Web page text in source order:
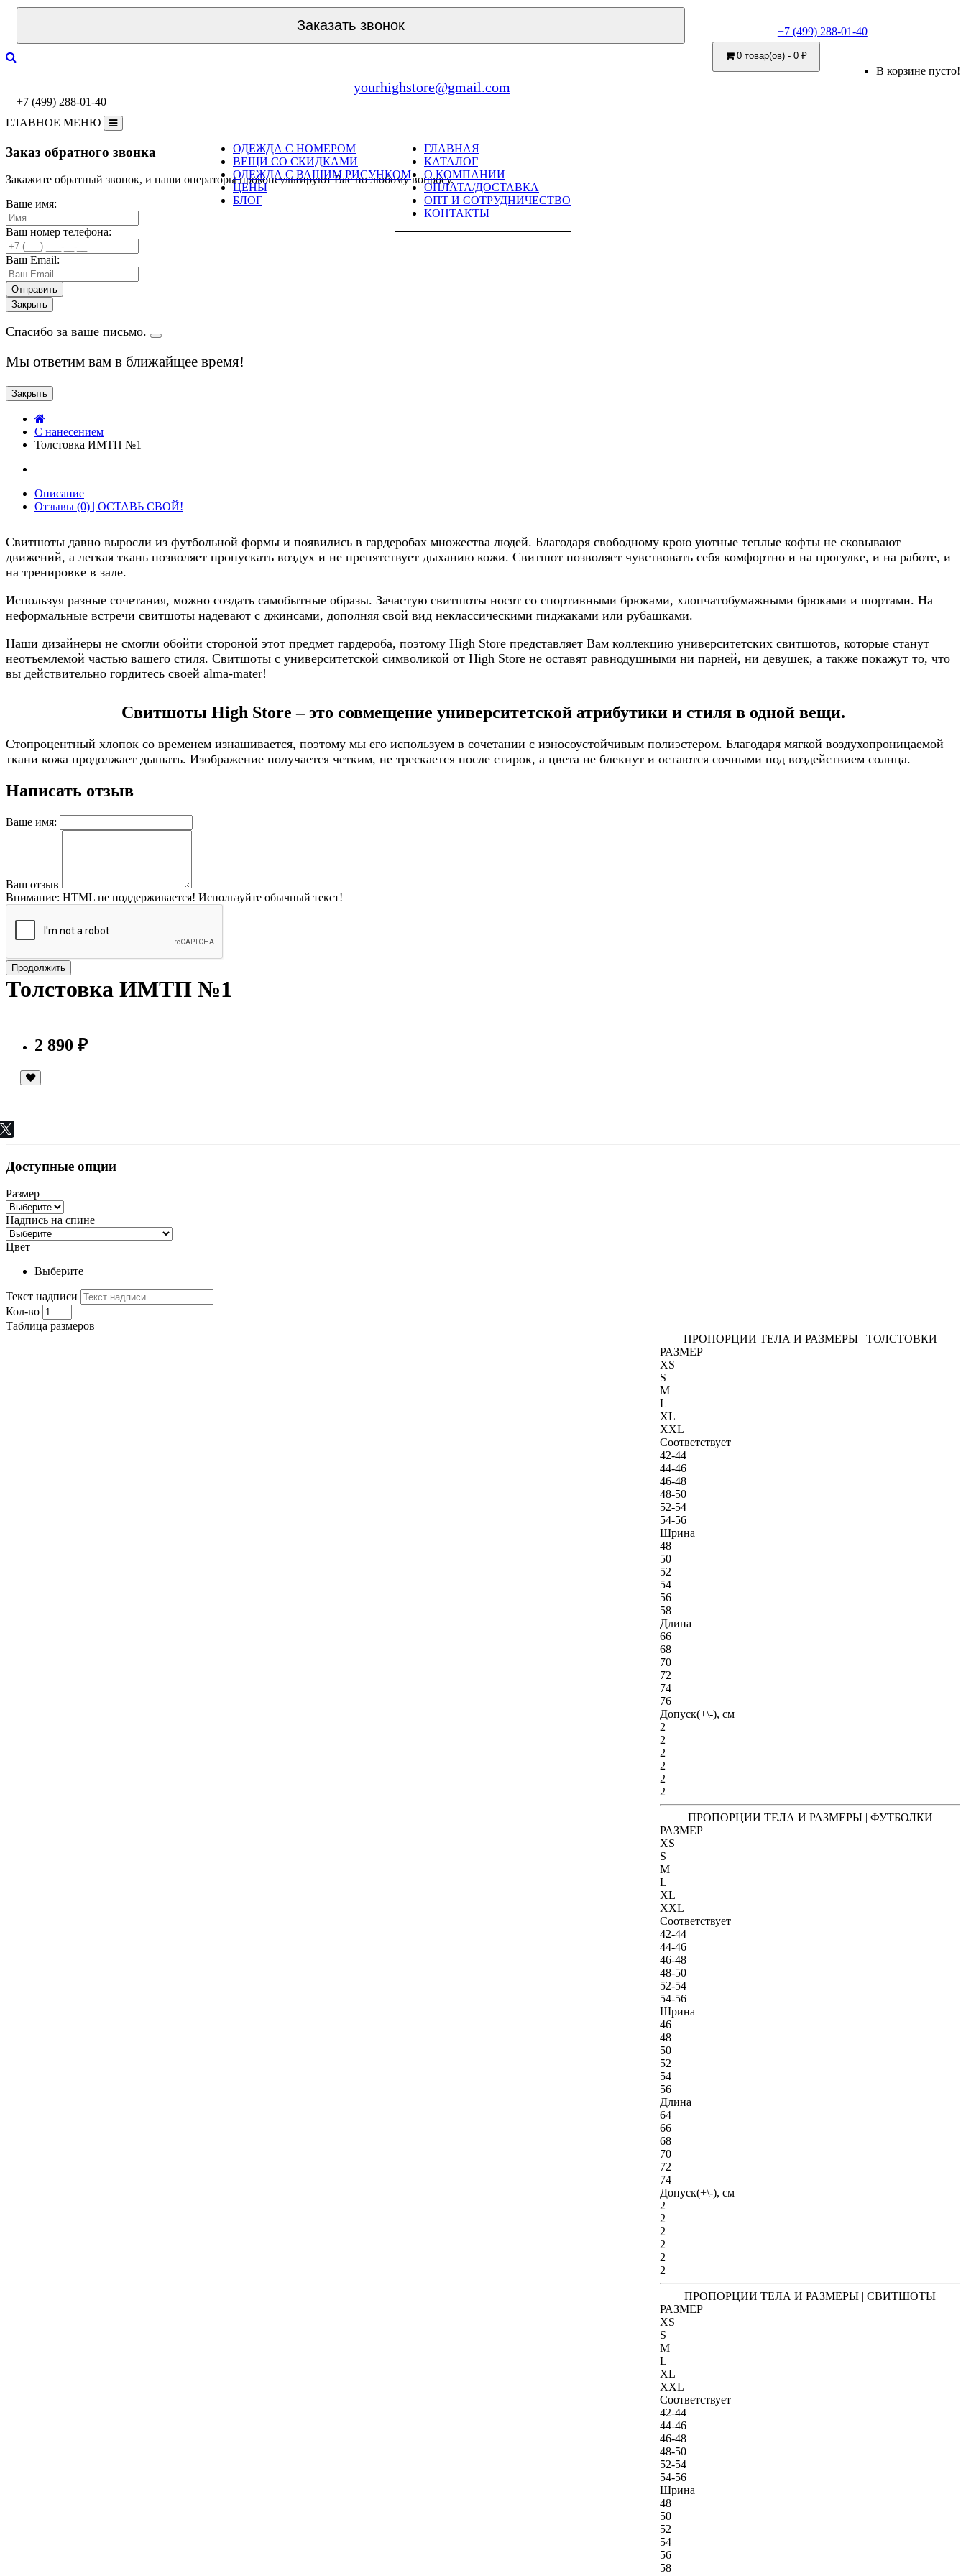
Заказать звонок +7 (499) 288-01-40
0 товар(ов) - 0 ₽
В корзине пусто!
yourhighstore@gmail.com
+7 (499) 288-01-40
ГЛАВНОЕ МЕНЮ
ГЛАВНАЯ
КАТАЛОГ
О КОМПАНИИ
ОПЛАТА/ДОСТАВКА
ОПТ И СОТРУДНИЧЕСТВО
КОНТАКТЫ
ОДЕЖДА С НОМЕРОМ
ВЕЩИ СО СКИДКАМИ
ОДЕЖДА С ВАШИМ РИСУНКОМ
ЦЕНЫ
БЛОГ
Заказ обратного звонка
Закажите обратный звонок, и наши операторы проконсультируют Вас по любому вопросу.
Ваше имя:
Ваш номер телефона:
Ваш Email:
Закрыть
Спасибо за ваше письмо.
Мы ответим вам в ближайщее время!
Закрыть
C нанесением
Толстовка ИМТП №1
Описание
Отзывы (0) | ОСТАВЬ СВОЙ!
Свитшоты давно выросли из футбольной формы и появились в гардеробах множества людей. Благодаря свободному крою уютные теплые кофты не сковывают
движений, а легкая ткань позволяет пропускать воздух и не препятствует дыханию кожи. Свитшот позволяет чувствовать себя комфортно и на прогулке, и на работе, и
на тренировке в зале.
Используя разные сочетания, можно создать самобытные образы. Зачастую свитшоты носят со спортивными брюками, хлопчатобумажными брюками и шортами. На
неформальные встречи свитшоты надевают с джинсами, дополняя свой вид неклассическими пиджаками или рубашками.
Наши дизайнеры не смогли обойти стороной этот предмет гардероба, поэтому High Store представляет Вам коллекцию университетских свитшотов, которые станут
неотъемлемой частью вашего стиля. Свитшоты с университетской символикой от High Store не оставят равнодушными ни парней, ни девушек, а также покажут то, что
вы действительно гордитесь своей alma-mater!
Свитшоты High Store – это совмещение университетской атрибутики и стиля в одной вещи.
Стопроцентный хлопок со временем изнашивается, поэтому мы его используем в сочетании с износоустойчивым полиэстером. Благодаря мягкой воздухопроницаемой
ткани кожа продолжает дышать. Изображение получается четким, не трескается после стирок, а цвета не блекнут и остаются сочными под воздействием солнца.
Написать отзыв
Ваше имя:
Ваш отзыв
Внимание: HTML не поддерживается! Используйте обычный текст!
Продолжить
Толстовка ИМТП №1
2 890 ₽
Доступные опции
Размер
Надпись на спине
Цвет
Выберите
Текст надписи
Кол-во
Таблица размеров
ПРОПОРЦИИ ТЕЛА И РАЗМЕРЫ | ТОЛСТОВКИ
РАЗМЕР
XS
S
M
L
XL
XXL
Соответствует
42-44
44-46
46-48
48-50
52-54
54-56
Шрина
48
50
52
54
56
58
Длина
66
68
70
72
74
76
Допуск(+\-), см
2
2
2
2
2
2
ПРОПОРЦИИ ТЕЛА И РАЗМЕРЫ | ФУТБОЛКИ
РАЗМЕР
XS
S
M
L
XL
XXL
Соответствует
42-44
44-46
46-48
48-50
52-54
54-56
Шрина
46
48
50
52
54
56
Длина
64
66
68
70
72
74
Допуск(+\-), см
2
2
2
2
2
2
ПРОПОРЦИИ ТЕЛА И РАЗМЕРЫ | СВИТШОТЫ
РАЗМЕР
XS
S
M
L
XL
XXL
Соответствует
42-44
44-46
46-48
48-50
52-54
54-56
Шрина
48
50
52
54
56
58